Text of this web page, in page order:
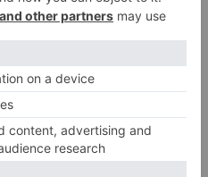
sus objetivos.
central
Segunda División LaLiga